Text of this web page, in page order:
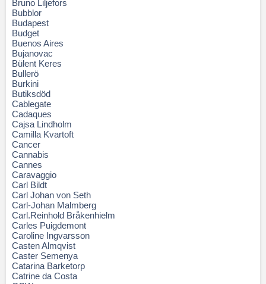
Bruno Liljefors
Bubblor
Budapest
Budget
Buenos Aires
Bujanovac
Bülent Keres
Bullerö
Burkini
Butiksdöd
Cablegate
Cadaques
Cajsa Lindholm
Camilla Kvartoft
Cancer
Cannabis
Cannes
Caravaggio
Carl Bildt
Carl Johan von Seth
Carl-Johan Malmberg
Carl.Reinhold Bråkenhielm
Carles Puigdemont
Caroline Ingvarsson
Casten Almqvist
Caster Semenya
Catarina Barketorp
Catrine da Costa